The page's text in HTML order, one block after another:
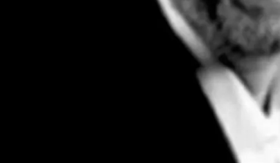
KULTUR ETXEAK
LIBURUTEGIAK
MUSIKA ESKOLA